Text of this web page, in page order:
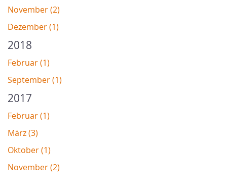
November (2)
Dezember (1)
2018
Februar (1)
September (1)
2017
Februar (1)
März (3)
Oktober (1)
November (2)